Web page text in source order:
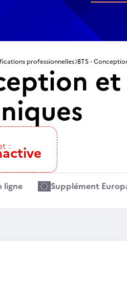
professionnelles BTS -
:
ligne Supplément